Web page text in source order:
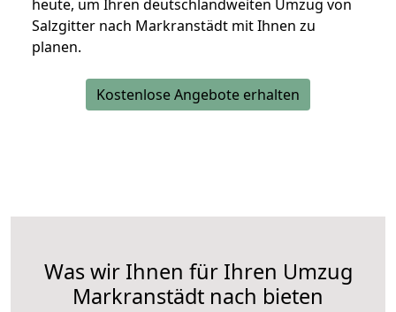
heute, um Ihren deutschlandweiten Umzug von
Salzgitter nach Markranstädt mit Ihnen zu
planen.
Kostenlose Angebote erhalten
Was wir Ihnen für Ihren Umzug
Markranstädt nach bieten